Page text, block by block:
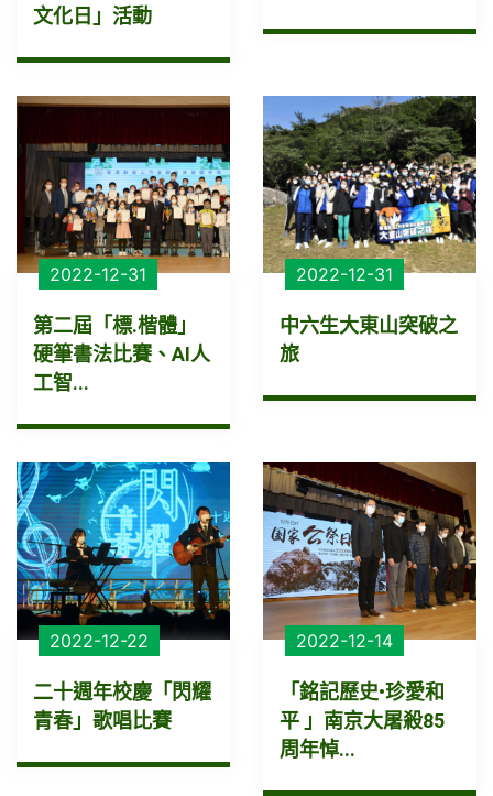
文化日」活動
2022-12-31
第二屆「標.楷體」
硬筆書法比賽、AI人
工智...
2022-12-31
中六生大東山突破之
旅
2022-12-22
二十週年校慶「閃耀
青春」歌唱比賽
2022-12-14
「銘記歷史•珍愛和
平 」南京大屠殺85
周年悼...